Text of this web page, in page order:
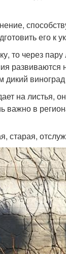
его к
то через
дикий
на листья,
в
старая,